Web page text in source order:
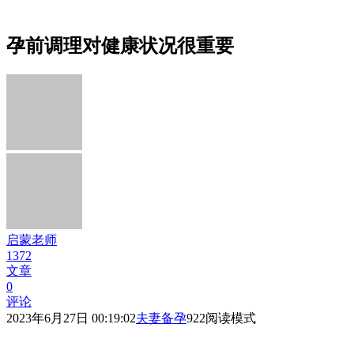
孕前调理对健康状况很重要
启蒙老师
1372
文章
0
评论
2023年6月27日 00:19:02夫妻备孕922阅读模式